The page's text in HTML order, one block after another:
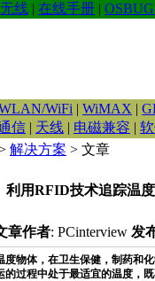
无线 | 在线手册 |
WiFi | WiMAX |
信 | 天线 | 电磁兼容 |
解决方案 > 文章
利用RFID技术追踪温
章作者: PCinterview 发
度物体，在卫生保健，制药和
的过程中处于最适宜的温度，